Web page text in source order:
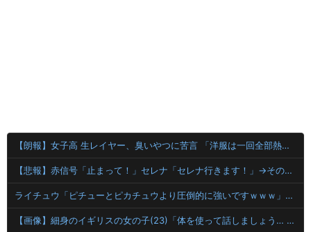
【朗報】女子高 生レイヤー、臭いやつに苦言 「洋服は一回全部熱湯につけよう！洗濯機はキッチンハイター薄めた水で一回まわそう！」
【悲報】赤信号「止まって！」セレナ「セレナ行きます！」→そのまま進入ｗｗｗｗ
ライチュウ「ピチューとピカチュウより圧倒的に強いですｗｗｗ」←こいつが不人気な理由
【画像】細身のイギリスの女の子(23)「体を使って話しましょう… 【Pickup08083003】